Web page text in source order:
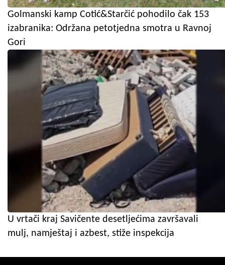
Golmanski kamp Cotić&Starčić pohodilo čak 153
izabranika: Održana petotjedna smotra u Ravnoj
Gori
U vrtači kraj Savičente desetljećima završavali
mulj, namještaj i azbest, stiže inspekcija